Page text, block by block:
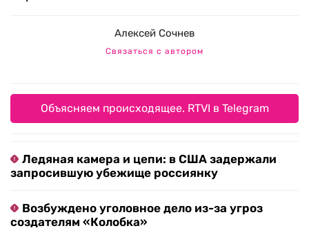
Алексей Сочнев
Связаться с автором
Объясняем происходящее. RTVI в Telegram
Ледяная камера и цепи: в США задержали
запросившую убежище россиянку
Возбуждено уголовное дело из-за угроз
создателям «Колобка»